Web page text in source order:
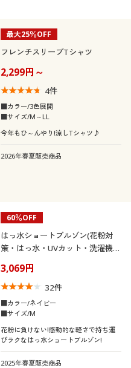
最大25％OFF
フレンチスリーブTシャツ
2,299円～
4件
■カラー/3色展開
■サイズ/M～LL
今年もひ～んやり!涼しTシャツ♪
2026年春夏販売商品
60％OFF
はっ水ショートブルゾン(花粉対
策・はっ水・UVカット・洗濯機
3,069円
32件
■カラー/ネイビー
■サイズ/M
花粉に負けない!感動的な軽さで持ち運
びラクなはっ水ショートブルゾン!
2025年春夏販売商品